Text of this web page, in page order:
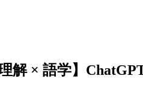
理解 × 語学】